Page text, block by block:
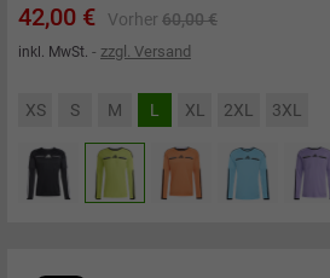
Preis
42,00 € Vorher Verkaufspreis
60,00 €
inkl. MwSt. zzgl. Versand
XS S M L XL 2XL 3XL